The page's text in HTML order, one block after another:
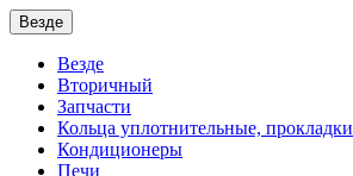
Везде
Везде
Вторичный
Запчасти
Кольца уплотнительные, прокладки
Кондиционеры
Печи